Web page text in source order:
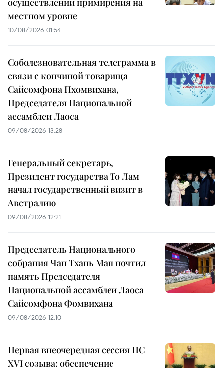
осуществлении примирения на
местном уровне
10/08/2026 01:54
Соболезновательная телеграмма в
связи с кончиной товарища
Сайсомфона Пхомвихана,
Председателя Национальной
ассамблеи Лаоса
09/08/2026 13:28
Генеральный секретарь,
Президент государства То Лам
начал государственный визит в
Австралию
09/08/2026 12:21
Председатель Национального
собрания Чан Тхань Ман почтил
память Председателя
Национальной ассамблеи Лаоса
Сайсомфона Фомвихана
09/08/2026 12:10
Первая внеочередная сессия НС
XVI созыва: обеспечение